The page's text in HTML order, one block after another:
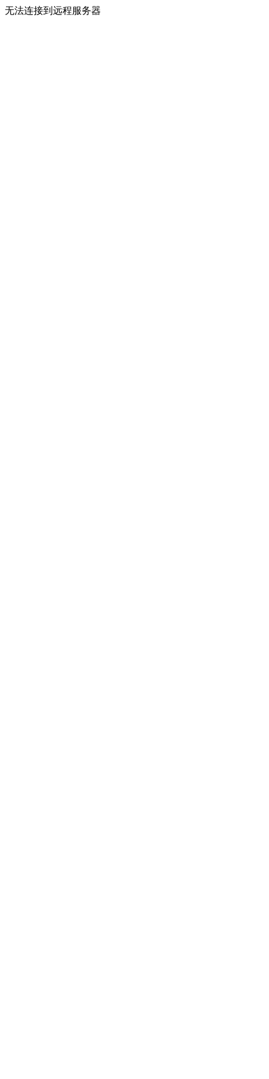
无法连接到远程服务器